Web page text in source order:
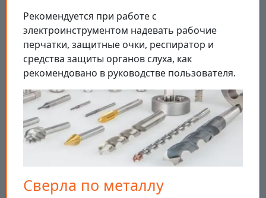
Рекомендуется при работе с
электроинструментом надевать рабочие
перчатки, защитные очки, респиратор и
средства защиты органов слуха, как
рекомендовано в руководстве пользователя.
Сверла по металлу